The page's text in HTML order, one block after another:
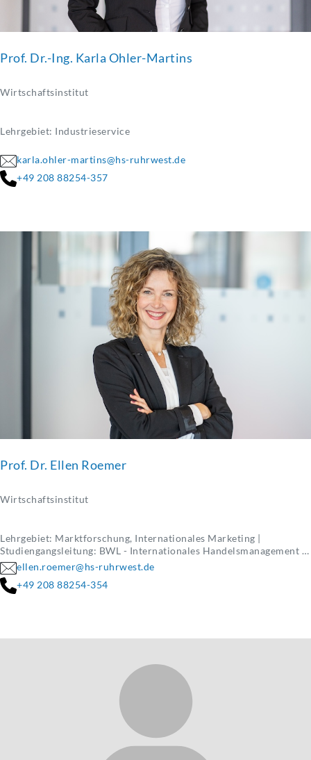
Prof. Dr.-Ing. Karla Ohler-Martins
Wirtschaftsinstitut
Lehrgebiet: Industrieservice
karla.ohler-martins@hs-ruhrwest.de
+49 208 88254-357
Prof. Dr. Ellen Roemer
Wirtschaftsinstitut
Lehrgebiet: Marktforschung, Internationales Marketing |
Studiengangsleitung: BWL - Internationales Handelsmanagement &
Logistikellen.roemer@hs-ruhrwest.de
+49 208 88254-354